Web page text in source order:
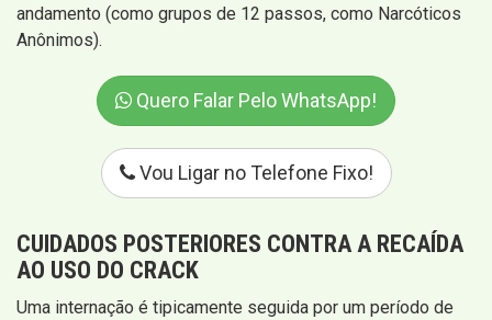
andamento (como grupos de 12 passos, como Narcóticos
Anônimos).
Quero Falar Pelo WhatsApp!
Vou Ligar no Telefone Fixo!
CUIDADOS POSTERIORES CONTRA A RECAÍDA
AO USO DO CRACK
Uma internação é tipicamente seguida por um período de